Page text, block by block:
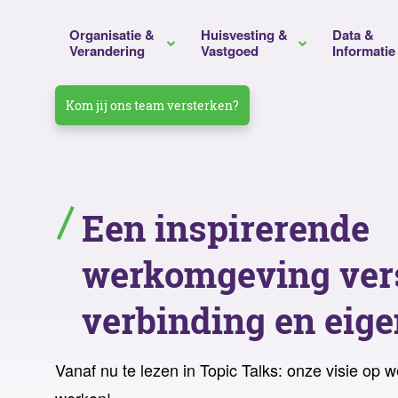
Organisatie &
Verandering
Strategievorming
Beleidsvorming
Organisatieontwikkeling
Huisvesting &
Vastgoed
Bouwadvies
Duurzaamheidsadvies
Portefeuillemanagement
Huisvestingsmanagement
Data &
Informatie
informatiemanagement
Laat ons jouw vraagstuk ontrafelen
Gemeente Schagen
Regionale Ambulance
Kom jij ons team versterken?
Een inspirerende
werkomgeving
verbinding en
Vanaf nu te lezen in Topic Talks: onze visie op